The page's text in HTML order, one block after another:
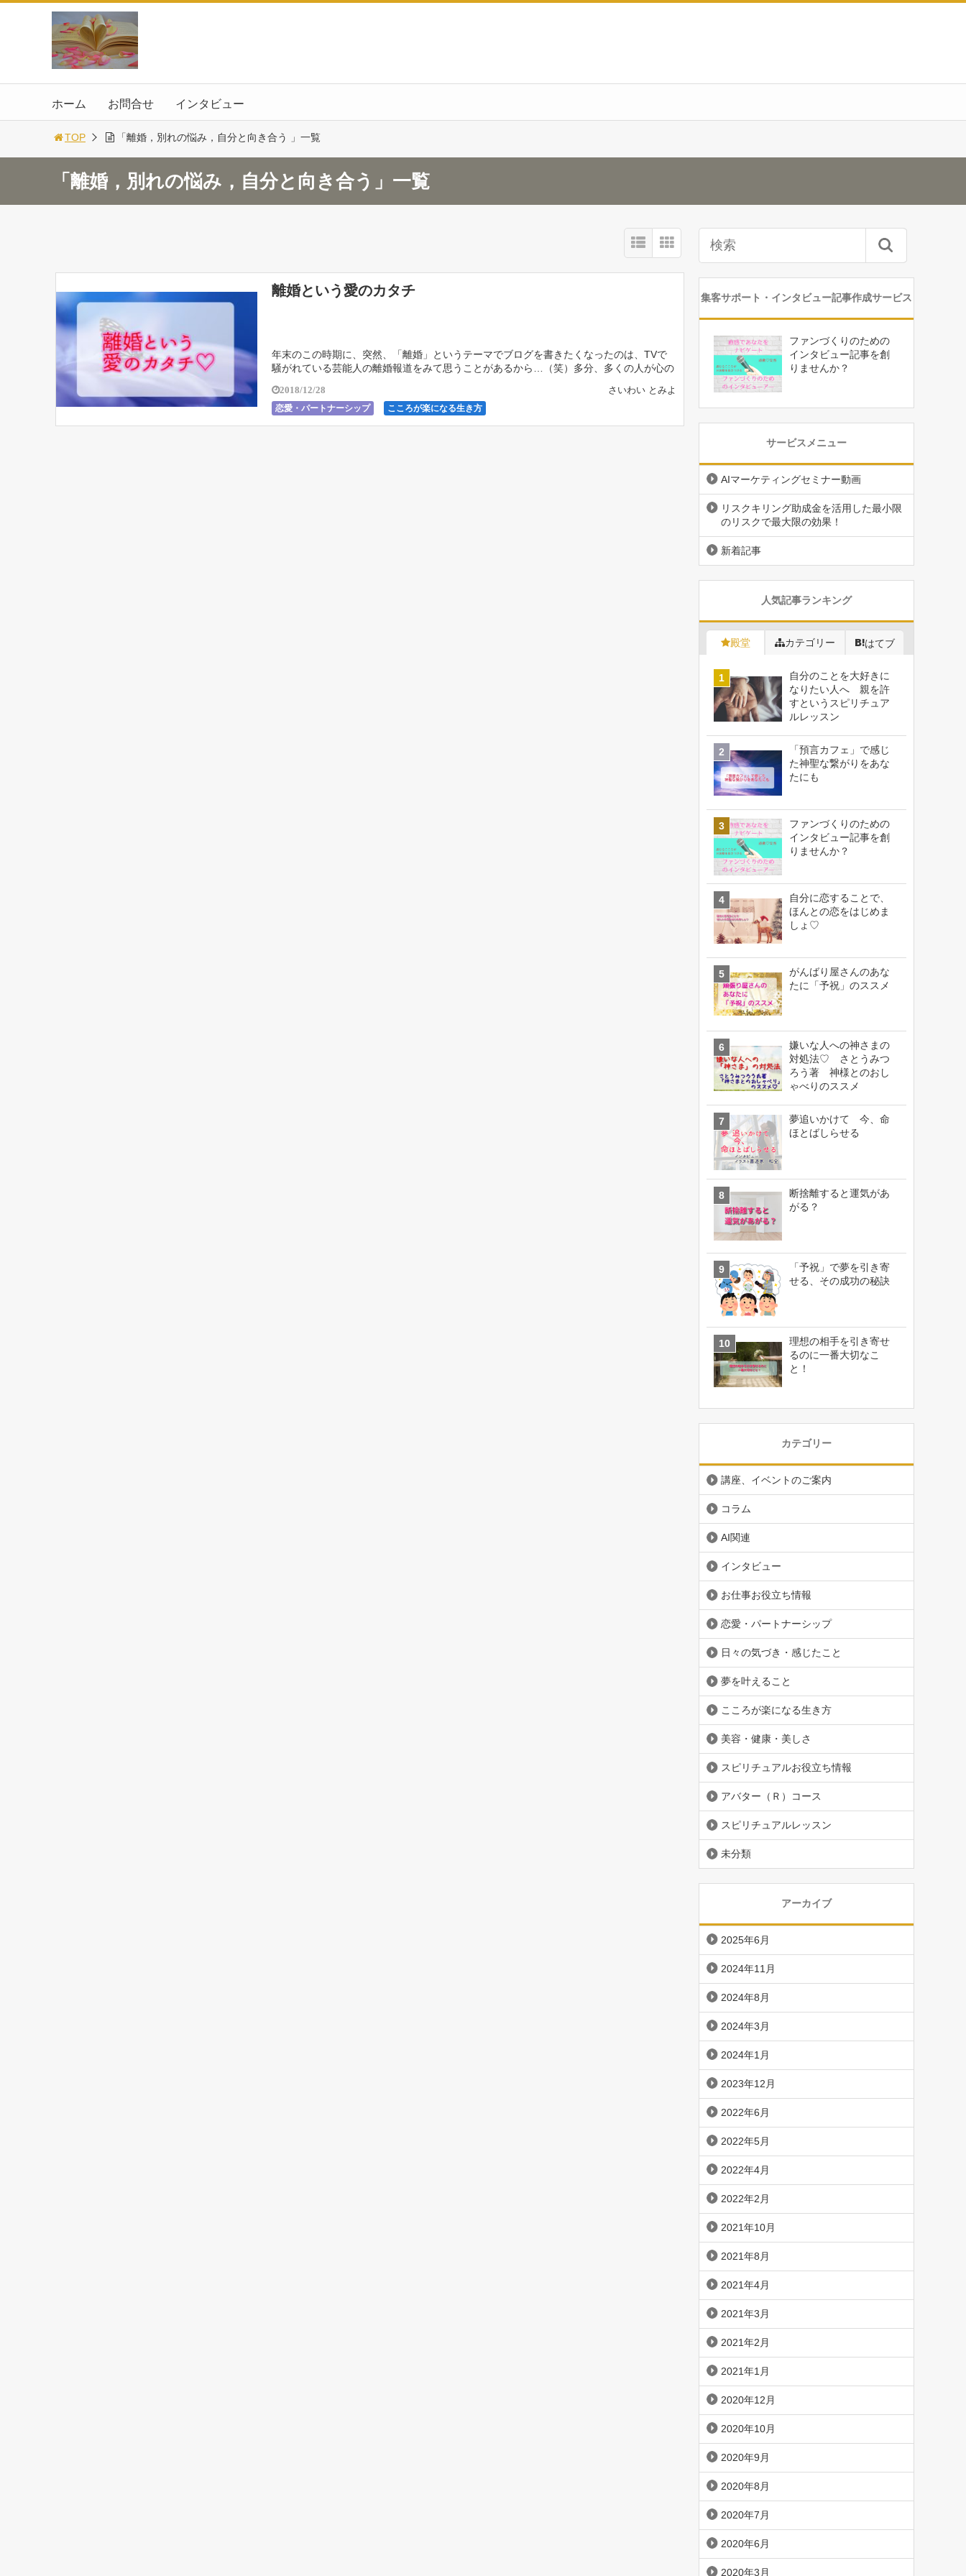
ホーム お問合せ インタビュー
TOP 「離婚，別れの悩み，自分と向き合う 」一覧
「離婚，別れの悩み，自分と向き合う」一覧
離婚という愛のカタチ
年末のこの時期に、突然、「離婚」というテーマでブログを書きたくなったのは、TVで
騒がれている芸能人の離婚報道をみて思うことがあるから…（笑）多分、多くの人が心の
2018/12/28
恋愛・パートナーシップ こころが楽になる生き方
さいわい とみよ
集客サポート・インタビュー記事作成サービス
ファンづくりのための
インタビュー記事を創
りませんか？
サービスメニュー
AIマーケティングセミナー動画
リスクキリング助成金を活用した最小限
のリスクで最大限の効果！
新着記事
人気記事ランキング
殿堂 カテゴリー はてブ
自分のことを大好きに
なりたい人へ 親を許
すというスピリチュア
ルレッスン
「預言カフェ」で感じ
た神聖な繋がりをあな
たにも
ファンづくりのための
インタビュー記事を創
りませんか？
自分に恋することで、
ほんとの恋をはじめま
しょ♡
がんばり屋さんのあな
たに「予祝」のススメ
嫌いな人への神さまの
対処法♡ さとうみつ
ろう著 神様とのおし
ゃべりのススメ
夢追いかけて 今、命
ほとばしらせる
断捨離すると運気があ
がる？
「予祝」で夢を引き寄
せる、その成功の秘訣
理想の相手を引き寄せ
るのに一番大切なこ
と！
カテゴリー
講座、イベントのご案内
コラム
AI関連
インタビュー
お仕事お役立ち情報
恋愛・パートナーシップ
日々の気づき・感じたこと
夢を叶えること
こころが楽になる生き方
美容・健康・美しさ
スピリチュアルお役立ち情報
アバター（Ｒ）コース
スピリチュアルレッスン
未分類
アーカイブ
2025年6月
2024年11月
2024年8月
2024年3月
2024年1月
2023年12月
2022年6月
2022年5月
2022年4月
2022年2月
2021年10月
2021年8月
2021年4月
2021年3月
2021年2月
2021年1月
2020年12月
2020年10月
2020年9月
2020年8月
2020年7月
2020年6月
2020年3月